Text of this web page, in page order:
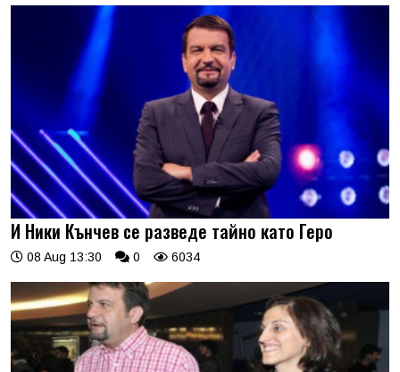
И Ники Кънчев се разведе тайно като Геро
08 Aug 13:30 0 6034